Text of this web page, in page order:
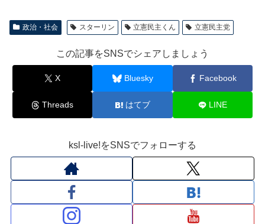
政治・社会 スターリン 立憲民主くん 立憲民主党
この記事をSNSでシェアしましょう
X Bluesky Facebook
Threads はてブ LINE
ksl-live!をSNSでフォローする